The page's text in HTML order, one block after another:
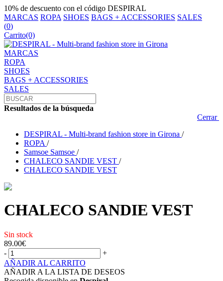
10% de descuento con el código DESPIRAL
MARCAS ROPA SHOES BAGS + ACCESSORIES SALES
(0)
Carrito(0)
MARCAS
ROPA
SHOES
BAGS + ACCESSORIES
SALES
Resultados de la búsqueda
Cerrar
DESPIRAL - Multi-brand fashion store in Girona /
ROPA /
Samsoe Samsoe /
CHALECO SANDIE VEST /
CHALECO SANDIE VEST
CHALECO SANDIE VEST
Sin stock
89.00€
-
+
AÑADIR AL CARRITO
AÑADIR A LA LISTA DE DESEOS